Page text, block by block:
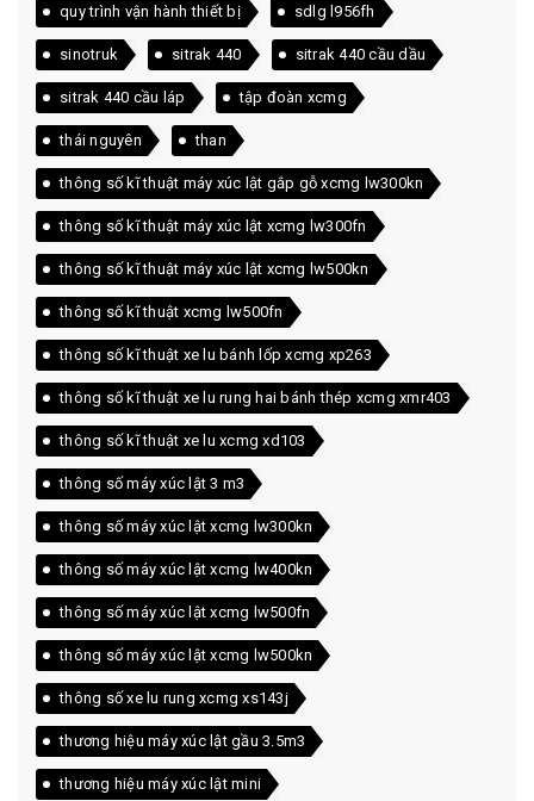
quy trình vận hành thiết bị sdlg l956fh
sinotruk sitrak 440 sitrak 440 cầu dầu
sitrak 440 cầu láp tập đoàn xcmg
thái nguyên than
thông số kĩ thuật máy xúc lật gắp gỗ xcmg lw300kn
thông số kĩ thuật máy xúc lật xcmg lw300fn
thông số kĩ thuật máy xúc lật xcmg lw500kn
thông số kĩ thuật xcmg lw500fn
thông số kĩ thuật xe lu bánh lốp xcmg xp263
thông số kĩ thuật xe lu rung hai bánh thép xcmg xmr403
thông số kĩ thuật xe lu xcmg xd103
thông số máy xúc lật 3 m3
thông số máy xúc lật xcmg lw300kn
thông số máy xúc lật xcmg lw400kn
thông số máy xúc lật xcmg lw500fn
thông số máy xúc lật xcmg lw500kn
thông số xe lu rung xcmg xs143j
thương hiệu máy xúc lật gầu 3.5m3
thương hiệu máy xúc lật mini